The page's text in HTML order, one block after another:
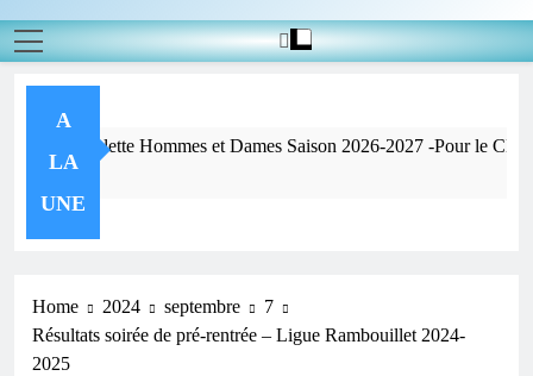
A
LA
UNE
Home 2024 septembre
7
Résultats soirée de pré-rentrée – Ligue Rambouillet 2024-
2025